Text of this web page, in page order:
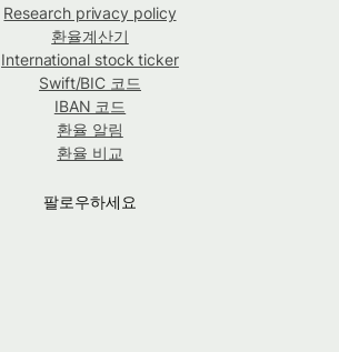
Research privacy policy
환율계산기
International stock ticker
Swift/BIC 코드
IBAN 코드
환율 알림
환율 비교
팔로우하세요